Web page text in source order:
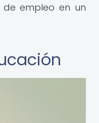
empleo en un